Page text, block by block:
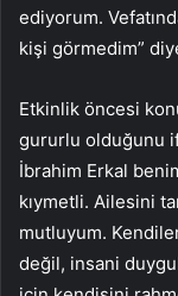
ediyorum.
kişi görmedim”
Etkinlik öncesi
gururlu olduğunu
İbrahim Erkal
kıymetli. Ailesini
mutluyum.
değil, insani